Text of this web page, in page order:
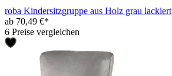
roba Kindersitzgruppe aus Holz grau lackiert
ab 70,49 €*
6 Preise vergleichen